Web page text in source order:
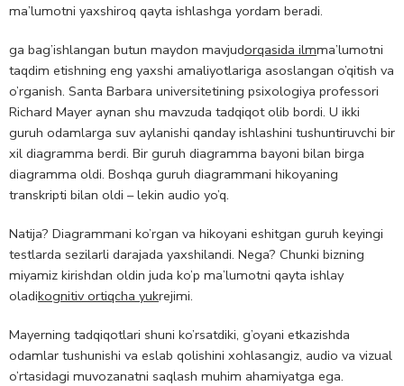
ma’lumotni yaxshiroq qayta ishlashga yordam beradi.
ga bag’ishlangan butun maydon mavjudorqasida ilmma’lumotni
taqdim etishning eng yaxshi amaliyotlariga asoslangan o’qitish va
o’rganish. Santa Barbara universitetining psixologiya professori
Richard Mayer aynan shu mavzuda tadqiqot olib bordi. U ikki
guruh odamlarga suv aylanishi qanday ishlashini tushuntiruvchi bir
xil diagramma berdi. Bir guruh diagramma bayoni bilan birga
diagramma oldi. Boshqa guruh diagrammani hikoyaning
transkripti bilan oldi – lekin audio yo’q.
Natija? Diagrammani ko’rgan va hikoyani eshitgan guruh keyingi
testlarda sezilarli darajada yaxshilandi. Nega? Chunki bizning
miyamiz kirishdan oldin juda ko’p ma’lumotni qayta ishlay
oladikognitiv ortiqcha yukrejimi.
Mayerning tadqiqotlari shuni ko’rsatdiki, g’oyani etkazishda
odamlar tushunishi va eslab qolishini xohlasangiz, audio va vizual
o’rtasidagi muvozanatni saqlash muhim ahamiyatga ega.